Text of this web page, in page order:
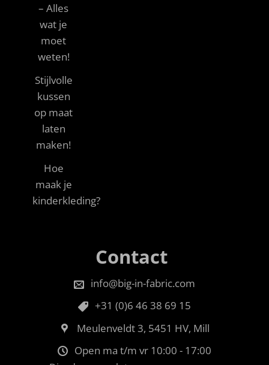
– Alles
wat je
moet
weten!
Stijlvolle
kussen
op maat
laten
maken!
Hoe
maak je
kinderkleding?
Contact
info@big-in-fabric.com
+31 (0)6 46 38 69 15
Meulenveldt 3, 5451 HV, Mill
Open ma t/m vr 10:00 - 17:00